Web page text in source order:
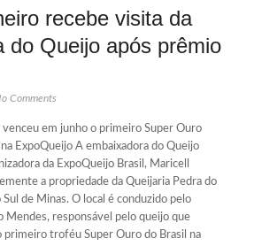
recebe visita da
do Queijo após prêmio
Comments
em junho o primeiro Super Ouro
ExpoQueijo A embaixadora do Queijo
da ExpoQueijo Brasil, Maricell
a propriedade da Queijaria Pedra do
de Minas. O local é conduzido pelo
Mendes, responsável pelo queijo que
primeiro troféu Super Ouro do Brasil na